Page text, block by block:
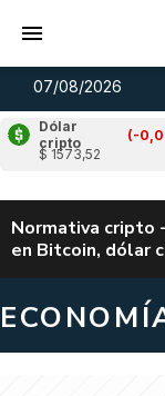
07/08/2026
Dólar
cripto
(-
$ 1573,52
Normativa cripto
en Bitcoin, dólar